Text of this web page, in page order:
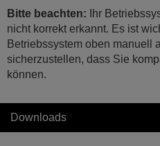
Bitte beachten: Ihr
nicht korrekt erkannt. Es ist
Betriebssystem oben manuell
sicherzustellen, dass Sie
können.
Downloads